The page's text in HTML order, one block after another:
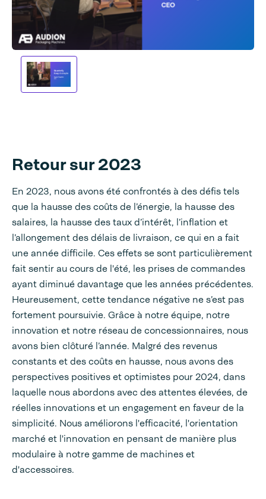
Retour sur 2023
En 2023, nous avons été confrontés à des défis tels
que la hausse des coûts de l’énergie, la hausse des
salaires, la hausse des taux d’intérêt, l’inflation et
l’allongement des délais de livraison, ce qui en a fait
une année difficile. Ces effets se sont particulièrement
fait sentir au cours de l'été, les prises de commandes
ayant diminué davantage que les années précédentes.
Heureusement, cette tendance négative ne s’est pas
fortement poursuivie. Grâce à notre équipe, notre
innovation et notre réseau de concessionnaires, nous
avons bien clôturé l’année. Malgré des revenus
constants et des coûts en hausse, nous avons des
perspectives positives et optimistes pour 2024, dans
laquelle nous abordons avec des attentes élevées, de
réelles innovations et un engagement en faveur de la
simplicité. Nous améliorons l'efficacité, l'orientation
marché et l'innovation en pensant de manière plus
modulaire à notre gamme de machines et
d'accessoires.